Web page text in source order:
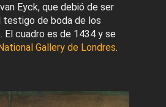
Eyck, que debió de ser
testigo de boda de los
cuadro es de 1434 y se
Gallery de Londres.